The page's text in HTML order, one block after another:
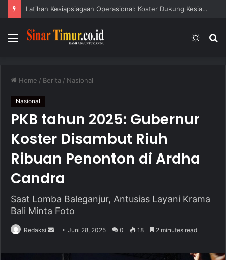
Latihan Kesiapsiagaan Operasional: Koster Dukung Kesiapsiagaan Bencana
Menu
Switch
Home / Berita / Nasional
Nasional
PKB tahun 2025: Gubernur
Koster Disambut Riuh
Ribuan Penonton di Ardha
Candra
Saat Lomba Baleganjur, Antusias Layani Krama
Bali Minta Foto
Redaksi Juni 28, 2025 0 18 2 minutes read